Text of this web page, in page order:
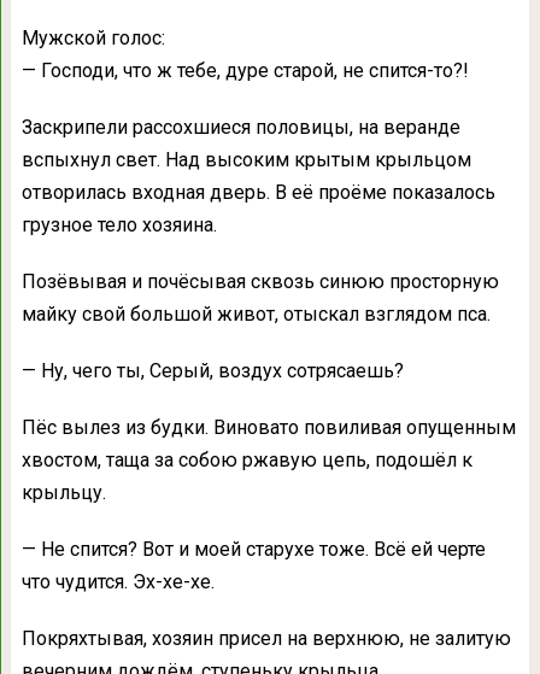
Мужской голос:
— Господи, что ж тебе, дуре старой, не спится-то?!
Заскрипели рассохшиеся половицы, на веранде
вспыхнул свет. Над высоким крытым крыльцом
отворилась входная дверь. В её проёме показалось
грузное тело хозяина.
Позёвывая и почёсывая сквозь синюю просторную
майку свой большой живот, отыскал взглядом пса.
— Ну, чего ты, Серый, воздух сотрясаешь?
Пёс вылез из будки. Виновато повиливая опущенным
хвостом, таща за собою ржавую цепь, подошёл к
крыльцу.
— Не спится? Вот и моей старухе тоже. Всё ей черте
что чудится. Эх-хе-хе.
Покряхтывая, хозяин присел на верхнюю, не залитую